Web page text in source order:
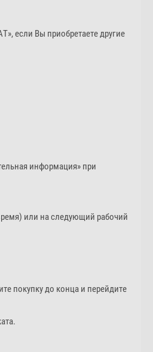
если Вы приобретаете другие
информация» при
или на следующий рабочий
покупку до конца и перейдите